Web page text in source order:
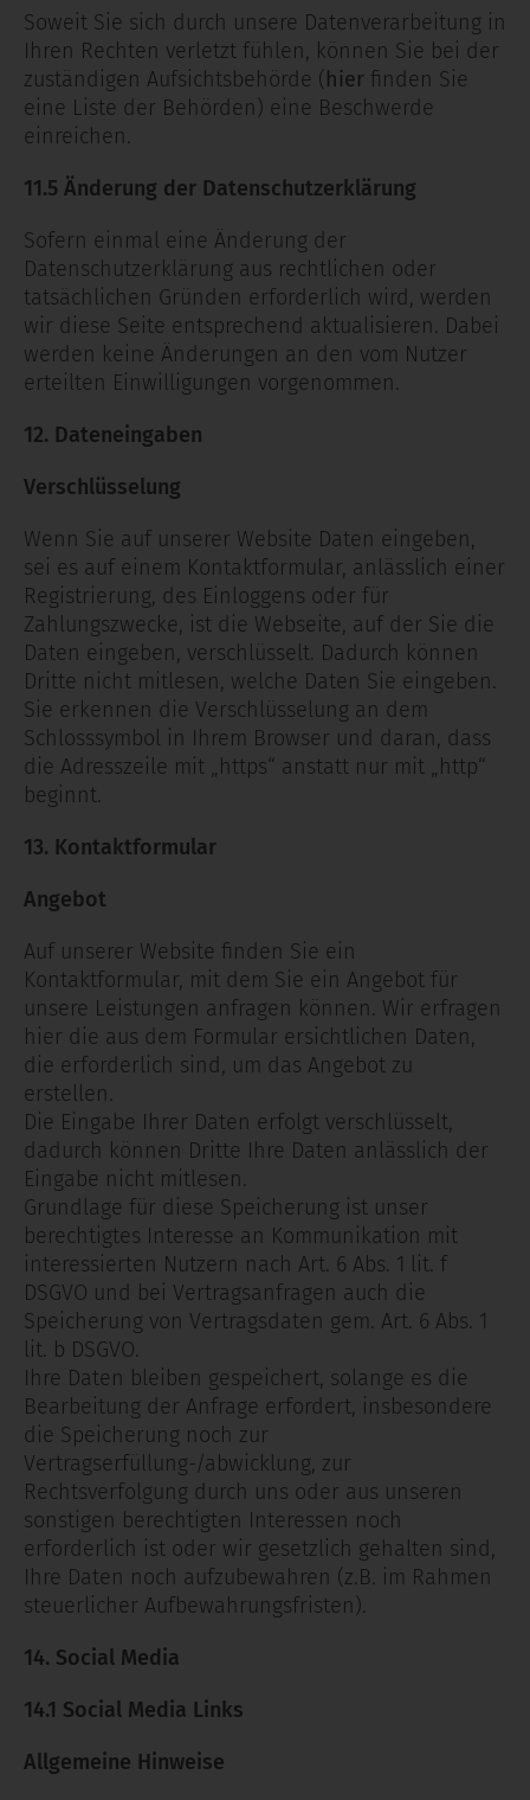
Soweit Sie sich durch unsere Datenverarbeitung in
Ihren Rechten verletzt fühlen, können Sie bei der
zuständigen Aufsichtsbehörde ( hier finden Sie
eine Liste der Behörden) eine Beschwerde
einreichen.
11.5 Änderung der Datenschutzerklärung
Sofern einmal eine Änderung der
Datenschutzerklärung aus rechtlichen oder
tatsächlichen Gründen erforderlich wird, werden
wir diese Seite entsprechend aktualisieren. Dabei
werden keine Änderungen an den vom Nutzer
erteilten Einwilligungen vorgenommen.
12. Dateneingaben
Verschlüsselung
Wenn Sie auf unserer Website Daten eingeben,
sei es auf einem Kontaktformular, anlässlich einer
Registrierung, des Einloggens oder für
Zahlungszwecke, ist die Webseite, auf der Sie die
Daten eingeben, verschlüsselt. Dadurch können
Dritte nicht mitlesen, welche Daten Sie eingeben.
Sie erkennen die Verschlüsselung an dem
Schlosssymbol in Ihrem Browser und daran, dass
die Adresszeile mit „https“ anstatt nur mit „http“
beginnt.
13. Kontaktformular
Angebot
Auf unserer Website finden Sie ein
Kontaktformular, mit dem Sie ein Angebot für
unsere Leistungen anfragen können. Wir erfragen
hier die aus dem Formular ersichtlichen Daten,
die erforderlich sind, um das Angebot zu
erstellen.
Die Eingabe Ihrer Daten erfolgt verschlüsselt,
dadurch können Dritte Ihre Daten anlässlich der
Eingabe nicht mitlesen.
Grundlage für diese Speicherung ist unser
berechtigtes Interesse an Kommunikation mit
interessierten Nutzern nach Art. 6 Abs. 1 lit. f
DSGVO und bei Vertragsanfragen auch die
Speicherung von Vertragsdaten gem. Art. 6 Abs. 1
lit. b DSGVO.
Ihre Daten bleiben gespeichert, solange es die
Bearbeitung der Anfrage erfordert, insbesondere
die Speicherung noch zur
Vertragserfüllung-/abwicklung, zur
Rechtsverfolgung durch uns oder aus unseren
sonstigen berechtigten Interessen noch
erforderlich ist oder wir gesetzlich gehalten sind,
Ihre Daten noch aufzubewahren (z.B. im Rahmen
steuerlicher Aufbewahrungsfristen).
14. Social Media
14.1 Social Media Links
Allgemeine Hinweise